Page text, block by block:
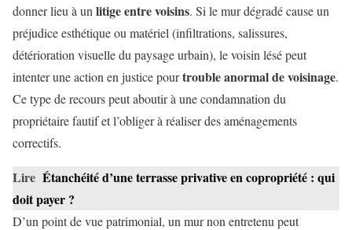
donner lieu à un litige entre voisins. Si le mur dégradé cause un
préjudice esthétique ou matériel (infiltrations, salissures,
détérioration visuelle du paysage urbain), le voisin lésé peut
intenter une action en justice pourtrouble anormal de voisinage.
Ce type de recours peut aboutir à une condamnation du
propriétaire fautif et l’obliger à réaliser des aménagements
correctifs.
Lire Étanchéité d’une terrasse privative en copropriété : qui
doit payer ?
D’un point de vue patrimonial, un mur non entretenu peut